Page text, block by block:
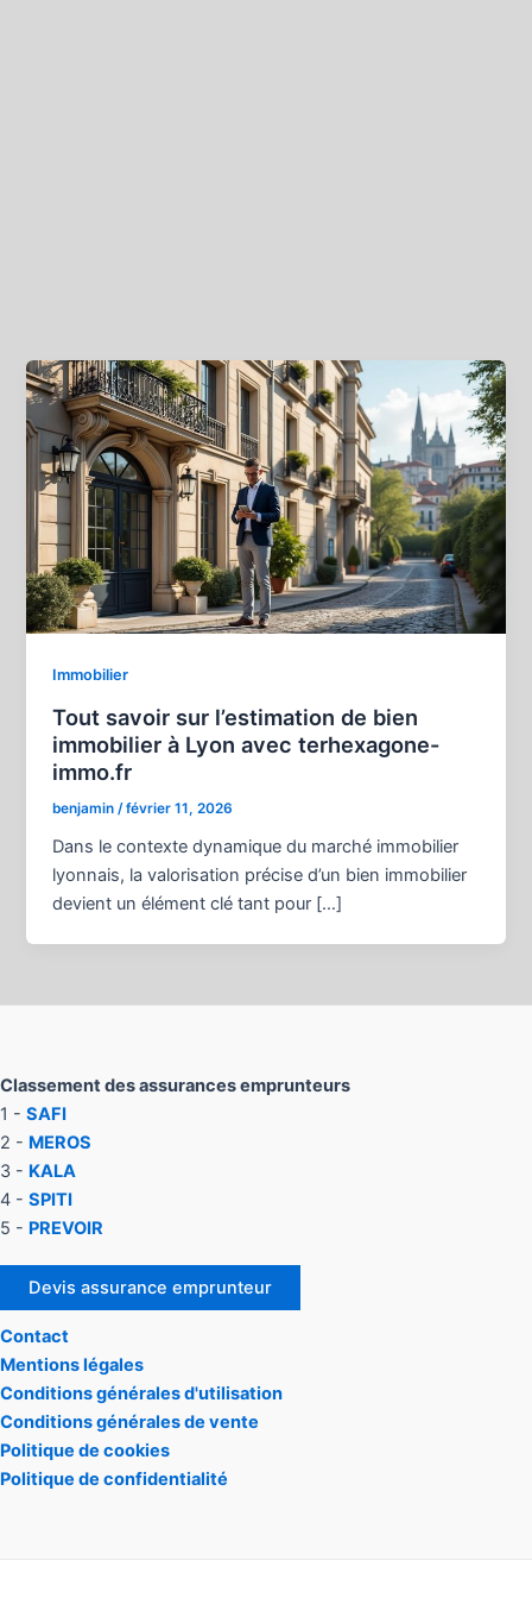
Immobilier
Tout savoir sur l’estimation de bien
immobilier à Lyon avec terhexagone-
immo.fr
benjamin /février 11, 2026
Dans le contexte dynamique du marché immobilier
lyonnais, la valorisation précise d’un bien immobilier
devient un élément clé tant pour […]
Classement des assurances emprunteurs
1 - SAFI
2 - MEROS
3 - KALA
4 - SPITI
5 - PREVOIR
Devis assurance emprunteur
Contact
Mentions légales
Conditions générales d'utilisation
Conditions générales de vente
Politique de cookies
Politique de confidentialité